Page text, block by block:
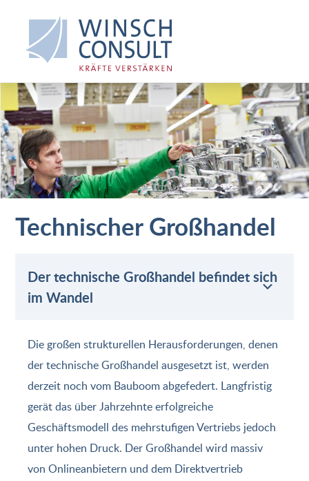
Technischer Großhandel
Der technische Großhandel befindet sich
im Wandel
Die großen strukturellen Herausforderungen, denen
der technische Großhandel ausgesetzt ist, werden
derzeit noch vom Bauboom abgefedert. Langfristig
gerät das über Jahrzehnte erfolgreiche
Geschäftsmodell des mehrstufigen Vertriebs jedoch
unter hohen Druck. Der Großhandel wird massiv
von Onlineanbietern und dem Direktvertrieb